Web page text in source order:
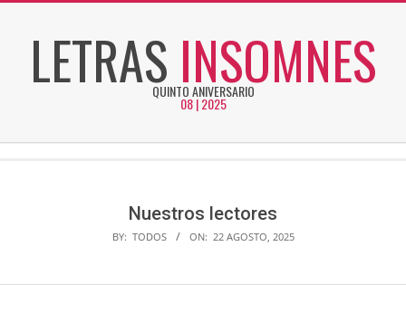
LETRAS INSOMNES
QUINTO ANIVERSARIO
08 | 2025
Nuestros lectores
BY: TODOS ON: 22 AGOSTO, 2025